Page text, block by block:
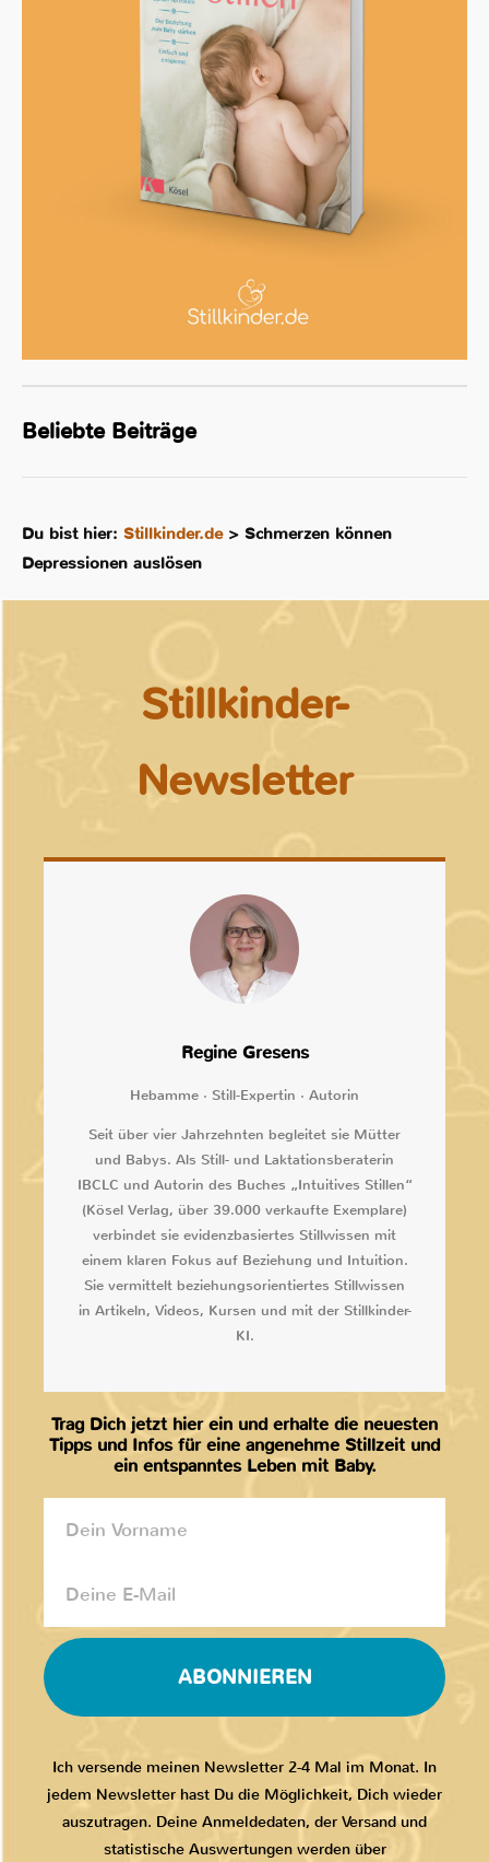
Beliebte Beiträge
Du bist hier: Stillkinder.de> Schmerzen können
Depressionen auslösen
Stillkinder-
Newsletter
Regine Gresens
Hebamme · Still-Expertin · Autorin
Seit über vier Jahrzehnten begleitet sie Mütter
und Babys. Als Still- und Laktationsberaterin
IBCLC und Autorin des Buches „Intuitives Stillen“
(Kösel Verlag, über 39.000 verkaufte Exemplare)
verbindet sie evidenzbasiertes Stillwissen mit
einem klaren Fokus auf Beziehung und Intuition.
Sie vermittelt beziehungsorientiertes Stillwissen
in Artikeln, Videos, Kursen und mit der Stillkinder-
KI.
Trag Dich jetzt hier ein und erhalte die neuesten
Tipps und Infos für eine angenehme Stillzeit und
ein entspanntes Leben mit Baby.
ABONNIEREN
Ich versende meinen Newsletter 2-4 Mal im Monat. In
jedem Newsletter hast Du die Möglichkeit, Dich wieder
auszutragen. Deine Anmeldedaten, der Versand und
statistische Auswertungen werden über